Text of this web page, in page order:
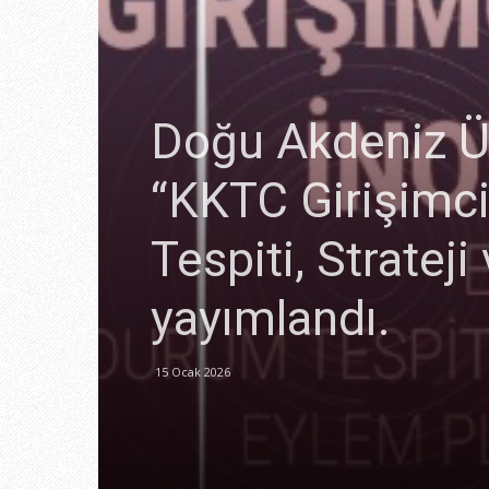
Doğu Akdeniz
“KKTC
Tespiti, Strateji
yayımlandı.
15 Ocak 2026